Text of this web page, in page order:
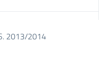
2013/2014